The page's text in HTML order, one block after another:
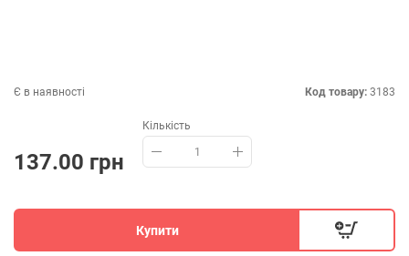
Є в наявності Код товару: 3183
137.00 грн
Кількість
Купити